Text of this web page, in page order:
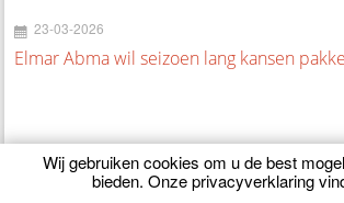
23-03-2026
Elmar Abma wil seizoen lang kansen
Wij gebruiken cookies om u de best
bieden. Onze privacyverklaring